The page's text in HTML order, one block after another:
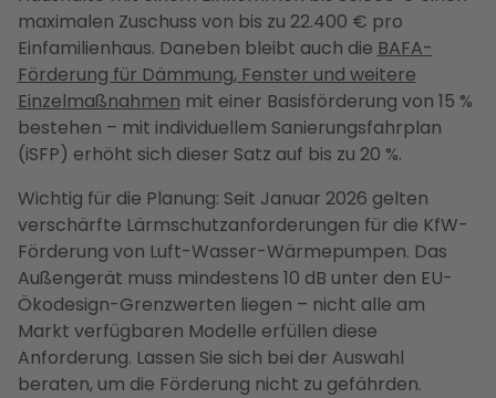
maximalen Zuschuss von bis zu 22.400 € pro
Einfamilienhaus. Daneben bleibt auch die BAFA-
Förderung für Dämmung, Fenster und weitere
Einzelmaßnahmen mit einer Basisförderung von 15 %
bestehen – mit individuellem Sanierungsfahrplan
(iSFP) erhöht sich dieser Satz auf bis zu 20 %.
Wichtig für die Planung: Seit Januar 2026 gelten
verschärfte Lärmschutzanforderungen für die KfW-
Förderung von Luft-Wasser-Wärmepumpen. Das
Außengerät muss mindestens 10 dB unter den EU-
Ökodesign-Grenzwerten liegen – nicht alle am
Markt verfügbaren Modelle erfüllen diese
Anforderung. Lassen Sie sich bei der Auswahl
beraten, um die Förderung nicht zu gefährden.